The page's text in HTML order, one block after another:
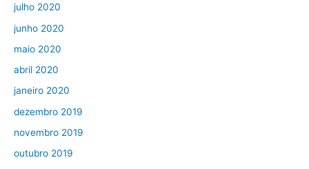
julho 2020
junho 2020
maio 2020
abril 2020
janeiro 2020
dezembro 2019
novembro 2019
outubro 2019